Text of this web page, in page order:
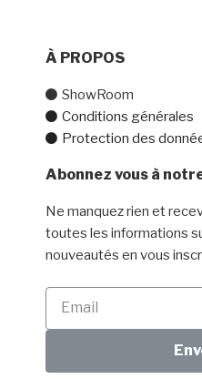
À PROPOS
ShowRoom
Conditions générales
Protection des
Abonnez vous à
Ne manquez rien et
toutes les informations
nouveautés en vous